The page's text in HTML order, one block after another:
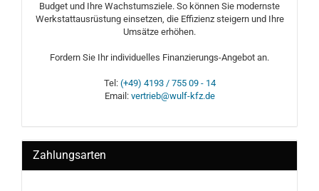
Budget und Ihre Wachstumsziele. So können Sie modernste
Werkstattausrüstung einsetzen, die Effizienz steigern und Ihre
Umsätze erhöhen.
Fordern Sie Ihr individuelles Finanzierungs-Angebot an.
Tel: (+49) 4193 / 755 09 - 14
Email: vertrieb@wulf-kfz.de
Zahlungsarten